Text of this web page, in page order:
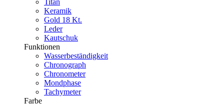
Titan
Keramik
Gold 18 Kt.
Leder
Kautschuk
Funktionen
Wasserbeständigkeit
Chronograph
Chronometer
Mondphase
Tachymeter
Farbe